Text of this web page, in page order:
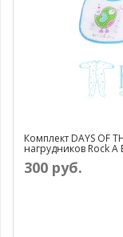
Комплект DAYS OF
нагрудников Rock A
300 руб.